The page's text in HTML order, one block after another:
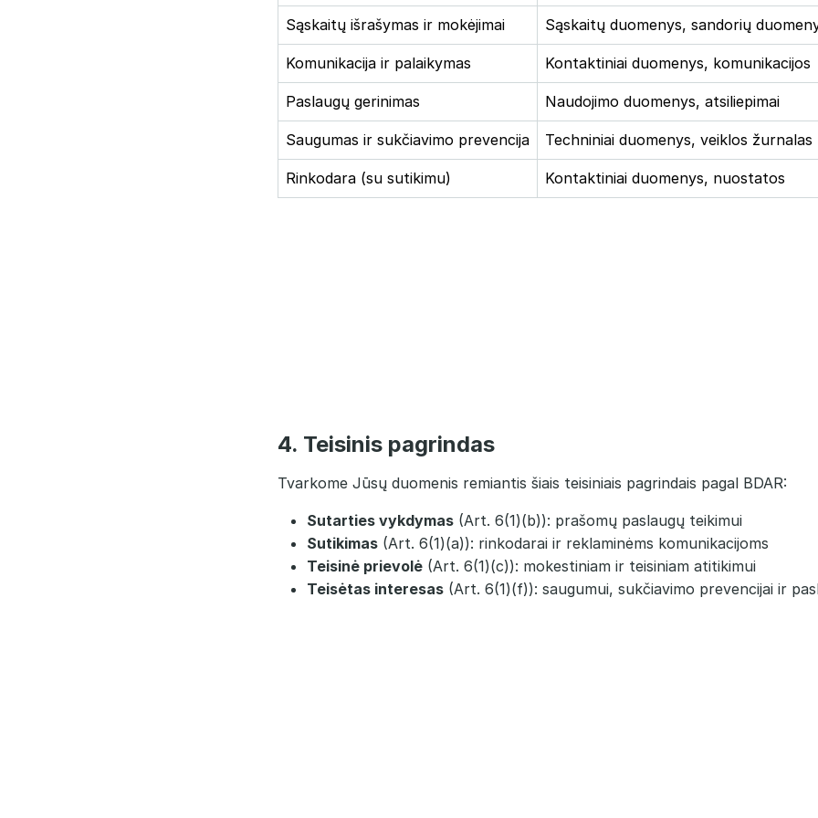
Sąskaitų išrašymas ir mokėjimai Sąskaitų duomenys, sandorių
Komunikacija ir palaikymas Kontaktiniai duomenys, komunikacijos
Paslaugų gerinimas Naudojimo duomenys, atsiliepimai
Saugumas ir sukčiavimo prevencija Techniniai duomenys, veiklos žurnalas
Rinkodara (su sutikimu) Kontaktiniai duomenys, nuostatos
4. Teisinis pagrindas
Tvarkome Jūsų duomenis remiantis šiais teisiniais pagrindais pagal BDAR:
Sutarties vykdymas (Art. 6(1)(b)): prašomų paslaugų teikimui
Sutikimas (Art. 6(1)(a)): rinkodarai ir reklaminėms komunikacijoms
Teisinė prievolė (Art. 6(1)(c)): mokestiniam ir teisiniam atitikimui
Teisėtas interesas (Art. 6(1)(f)): saugumui, sukčiavimo prevencijai ir